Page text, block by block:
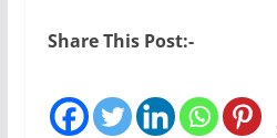
Share This Post:-